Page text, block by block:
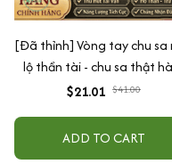
[Đã thỉnh] Vòng tay chu sa
lộ thần tài - chu sa thật
lượng cao (tặng kèm túi lộc
$21.01 $41.00
ADD TO CART